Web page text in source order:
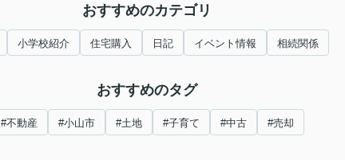
おすすめのカテゴリ
小学校紹介 住宅購入 日記 イベント情報 相続関係
おすすめのタグ
#不動産 #小山市 #土地 #子育て #中古 #売却